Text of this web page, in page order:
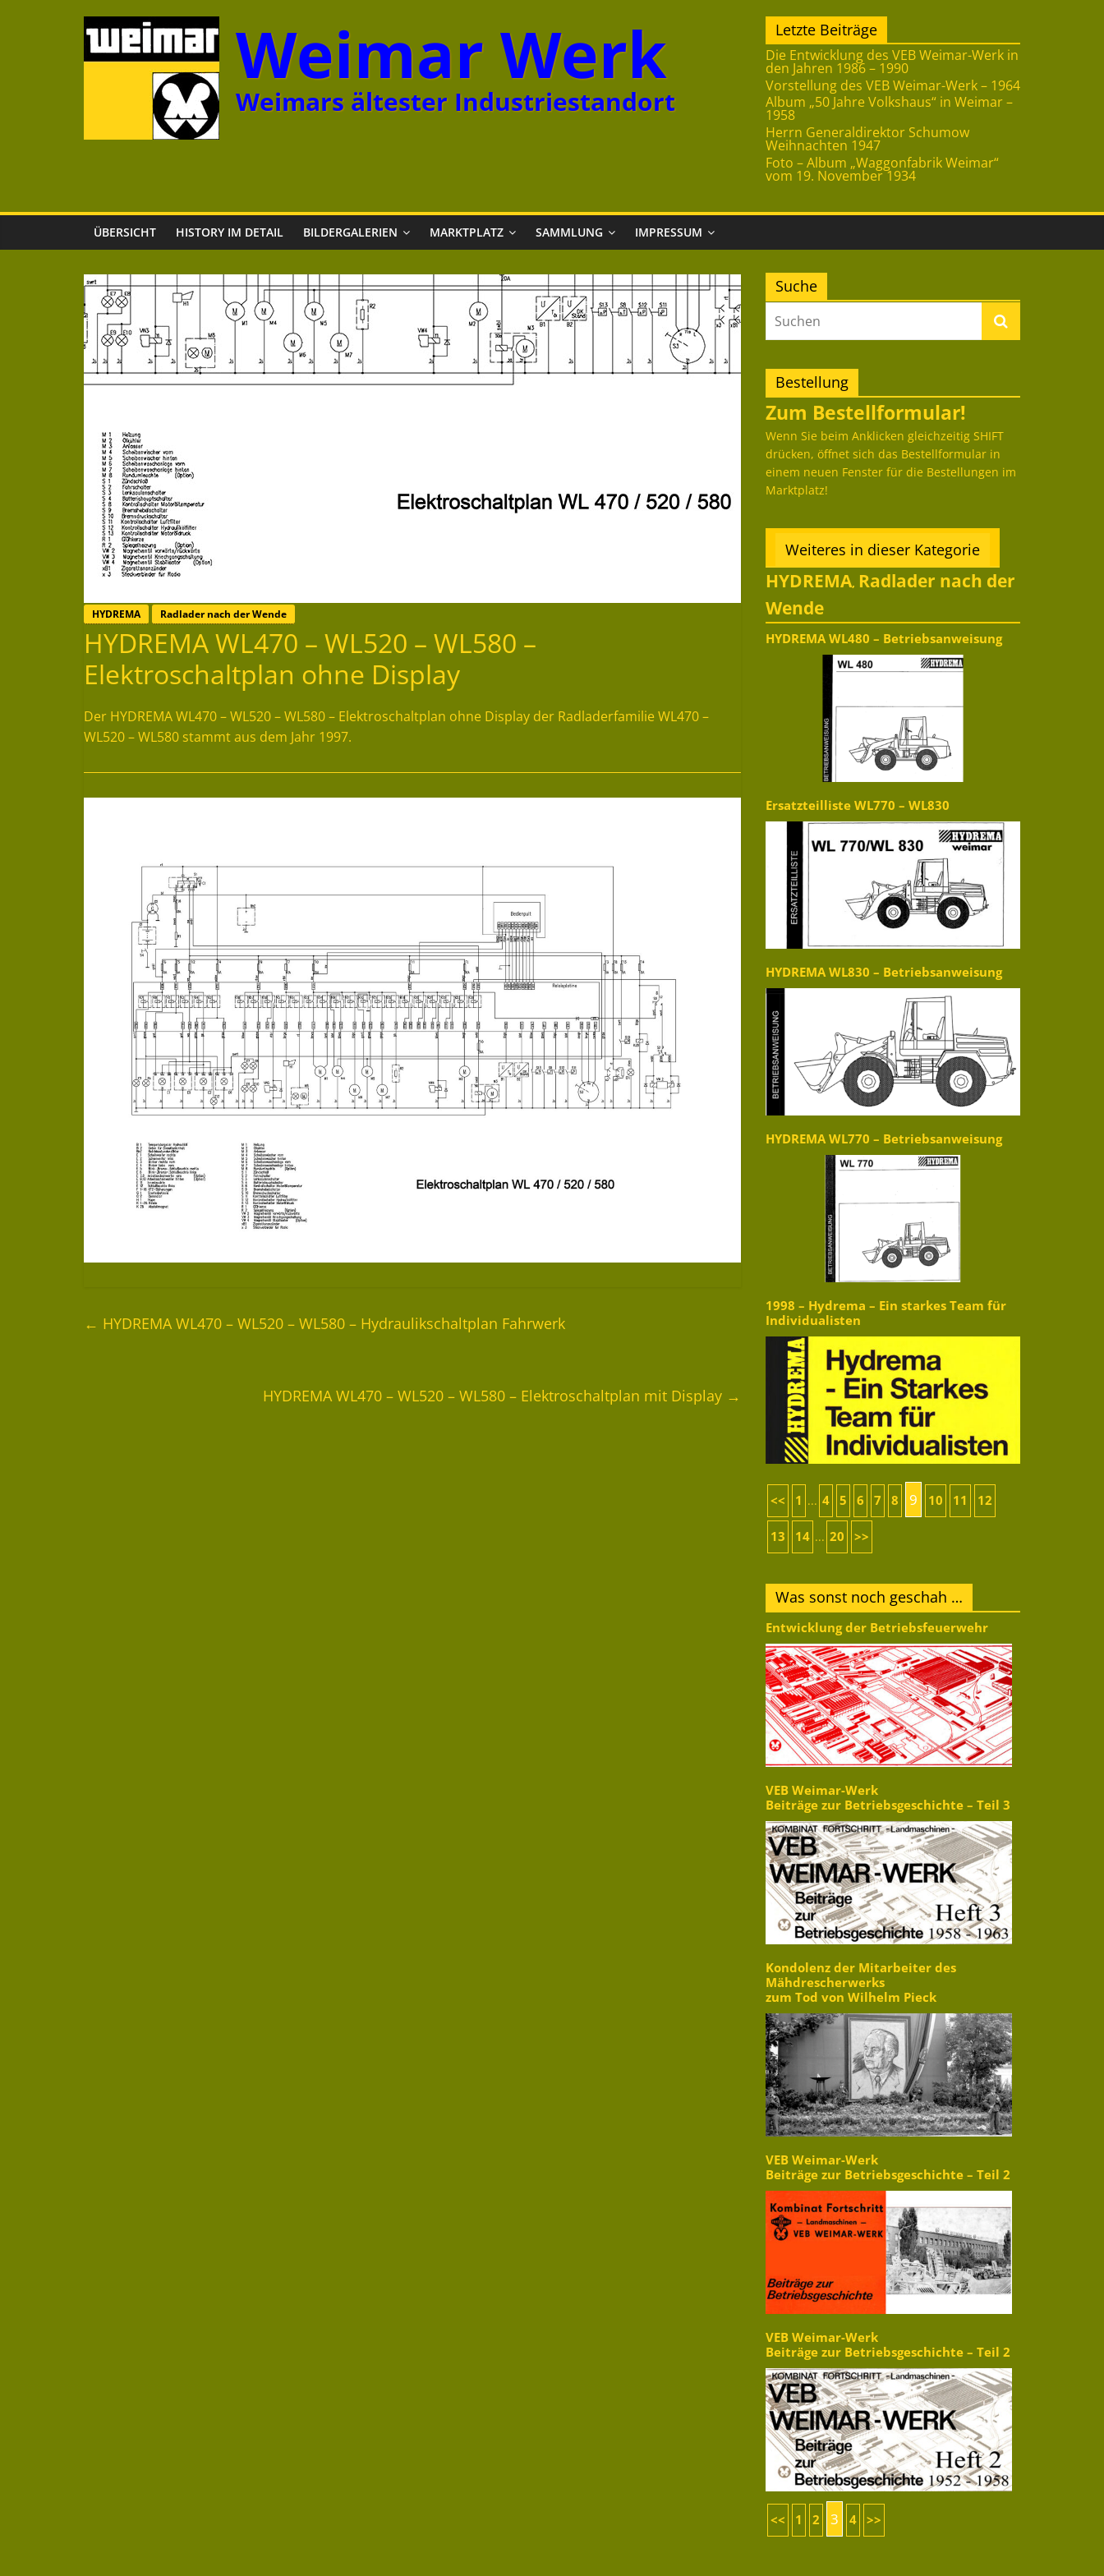
Weimar Werk
Weimars ältester Industriestandort
Letzte Beiträge
Die Entwicklung des VEB Weimar-Werk in
den Jahren 1986 – 1990
Vorstellung des VEB Weimar-Werk – 1964
Album „50 Jahre Volkshaus“ in Weimar –
1958
Herrn Generaldirektor Schumow
Weihnachten 1947
Foto – Album „Waggonfabrik Weimar“
vom 19. November 1934
ÜBERSICHT HISTORY IM DETAIL BILDERGALERIEN MARKTPLATZ SAMMLUNG IMPRESSUM
HYDREMA Radlader nach der Wende
HYDREMA WL470 – WL520 – WL580 –
Elektroschaltplan ohne Display
Der HYDREMA WL470 – WL520 – WL580 – Elektroschaltplan ohne Display der Radladerfamilie WL470 –
WL520 – WL580 stammt aus dem Jahr 1997.
← HYDREMA WL470 – WL520 – WL580 – Hydraulikschaltplan Fahrwerk
HYDREMA WL470 – WL520 – WL580 – Elektroschaltplan mit Display →
Suche
Bestellung
Zum Bestellformular!
Wenn Sie beim Anklicken gleichzeitig SHIFT
drücken, öffnet sich das Bestellformular in
einem neuen Fenster für die Bestellungen im
Marktplatz!
Weiteres in dieser Kategorie
HYDREMA, Radlader nach der
Wende
HYDREMA WL480 – Betriebsanweisung
Ersatzteilliste WL770 – WL830
HYDREMA WL830 – Betriebsanweisung
HYDREMA WL770 – Betriebsanweisung
1998 – Hydrema – Ein starkes Team für
Individualisten
<< 1 ... 4 5 6 7 8 9 10 11 12
13 14 ... 20 >>
Was sonst noch geschah …
Entwicklung der Betriebsfeuerwehr
VEB Weimar-Werk
Beiträge zur Betriebsgeschichte – Teil 3
Kondolenz der Mitarbeiter des
Mähdrescherwerks
zum Tod von Wilhelm Pieck
VEB Weimar-Werk
Beiträge zur Betriebsgeschichte – Teil 2
VEB Weimar-Werk
Beiträge zur Betriebsgeschichte – Teil 2
<< 1 2 3 4 >>